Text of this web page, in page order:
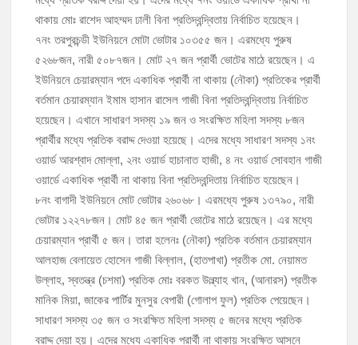
থাকায় মোঃ রাশেদ আহম্মদ ঢালী বিনা প্রতিদ্বন্দ্বিতায় নির্বাচিত হয়েছেন।
৭নং তরপুরচন্ডী ইউনিয়নে মোটা ভোটার ১০৩৫৫ জন। এরমধ্যে পুরুষ
৫২৬৮জন, নারী ৫০৮৭জন। মোট ২৭ জন প্রার্থী ভোটের মাঠে রয়েছেন। এ
ইউনিয়নে চেয়ারম্যান পদে একাধিক প্রার্থী না থাকায় (নৌকা) প্রতিকের প্রার্থী
বর্তমান চেয়ারম্যান ইমাম হাসান রাসেল গাজী বিনা প্রতিদ্বন্দ্বিতায় নির্বাচিত
হয়েছেন। এখানে সাধারণ সদস্য ১৯ জন ও সংরক্ষিত মহিলা সদস্য ৮জন
প্রার্থীর মধ্যে প্রতিক বরাদ্দ দেওয়া হয়েছে। এদের মধ্যে সাধারণ সদস্য ১নং
ওয়ার্ড আরশ্বাদ মোল্লা, ২নং ওয়ার্ড হাচানাত হাজী, ৪ নং ওয়ার্ড সোবহান গাজী
ওয়ার্ডে একাধিক প্রার্থী না থাকায় বিনা প্রতিদ্বন্দিতায় নির্বাচিত হয়েছেন।
৮নং বাগাদী ইউনিয়নে মোট ভোটার ২৬০৬৮। এরমধ্যে পুরুষ ১৩৭৯০, নারী
ভোটার ১২২৭৮জন। মোট ৪৫ জন প্রার্থী ভোটের মাঠে রয়েছেন। এর মধ্যে
চেয়ারম্যান প্রার্থী ৫ জন। তারা হলেনঃ (নৌকা) প্রতিক বর্তমান চেয়ারম্যান
আলহাজ বেলায়েত হোসেন গাজী বিল্লাল, (হাতপাখা) প্রতীক মো. নেয়ামত
উল্লাহ, স্বতন্ত্র (চশমা) প্রতিক মোঃ বরকত উল্ল্যাহ খান, (আনারস) প্রতীক
মানিক মিয়া, জাকের পার্টির মুনসুর বেপারী (গোলাপ ফুল) প্রতিক পেয়েছেন।
সাধারণ সদস্য ৩৫ জন ও সংরক্ষিত মহিলা সদস্য ৫ জনের মধ্যে প্রতিক
বরাদ্দ দেয়া হয়। এদের মধ্যে একাধিক প্রার্থী না থাকায় সংরক্ষিত আসনে